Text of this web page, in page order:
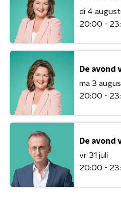
di 4
20:00 -
De avond
ma 3
20:00 -
De avond
vr 31 juli
20:00 -